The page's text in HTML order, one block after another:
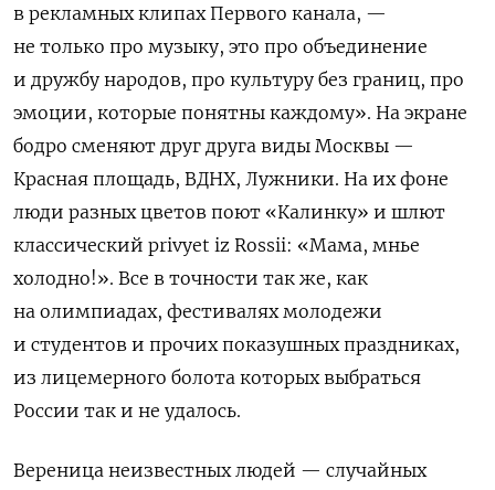
в рекламных клипах Первого канала, —
не только про музыку, это про объединение
и дружбу народов, про культуру без границ, про
эмоции, которые понятны каждому». На экране
бодро сменяют друг друга виды Москвы —
Красная площадь, ВДНХ, Лужники. На их фоне
люди разных цветов поют «Калинку» и шлют
классический privyet iz Rossii: «Мама, мнье
холодно!». Все в точности так же, как
на олимпиадах, фестивалях молодежи
и студентов и прочих показушных праздниках,
из лицемерного болота которых выбраться
России так и не удалось.
Вереница неизвестных людей — случайных